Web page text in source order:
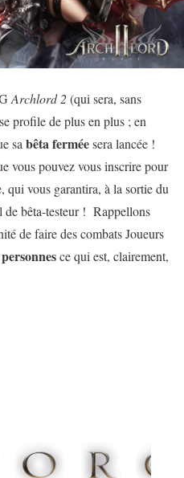
Archlord 2(qui sera, sans
profile de plus en plus ; en
sa bêta ferméesera lancée !
vous pouvez vous inscrire pour
qui vous garantira, à la sortie du
de bêta-testeur ! Rappellons
de faire des combats Joueurs
ce qui est, clairement,